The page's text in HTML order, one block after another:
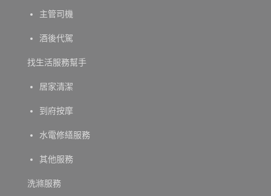
主管司機
酒後代駕
找生活服務幫手
居家清潔
到府按摩
水電修繕服務
其他服務
洗滌服務